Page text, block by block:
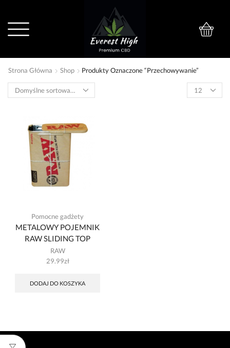
Strona Główna Shop Produkty Oznaczone “przechowywanie”
Pomocne gadżety
METALOWY POJEMNIK
RAW SLIDING TOP
RAW
29.99zł
DODAJ DO KOSZYKA